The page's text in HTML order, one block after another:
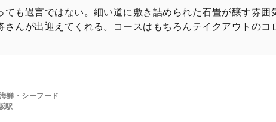
ても過言ではない。細い道に敷き詰められた石畳が醸す雰
んが出迎えてくれる。コースはもちろんテイクアウトのコ
鮮・シーフード
駅